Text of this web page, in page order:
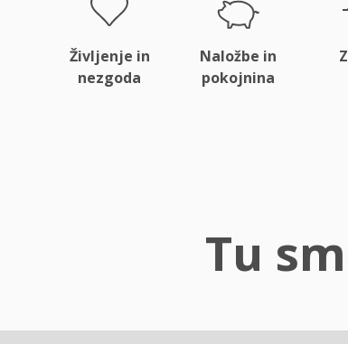
Življenje in
nezgoda
Naložbe in
pokojnina
Tu